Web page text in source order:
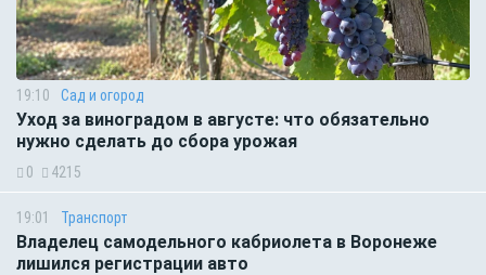
19:10 Сад и огород
Уход за виноградом в августе: что обязательно
нужно сделать до сбора урожая
0 4215
19:01 Транспорт
Владелец самодельного кабриолета в Воронеже
лишился регистрации авто